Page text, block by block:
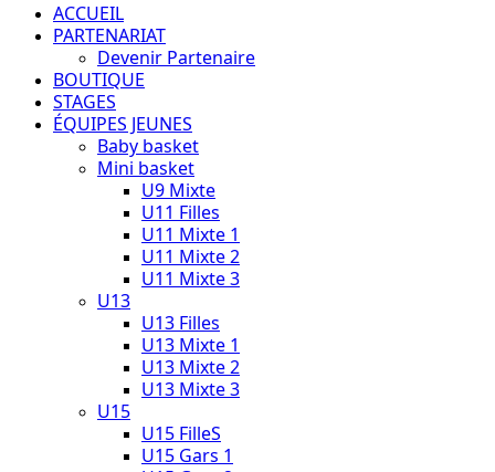
ACCUEIL
PARTENARIAT
Devenir Partenaire
BOUTIQUE
STAGES
ÉQUIPES JEUNES
Baby basket
Mini basket
U9 Mixte
U11 Filles
U11 Mixte 1
U11 Mixte 2
U11 Mixte 3
U13
U13 Filles
U13 Mixte 1
U13 Mixte 2
U13 Mixte 3
U15
U15 FilleS
U15 Gars 1